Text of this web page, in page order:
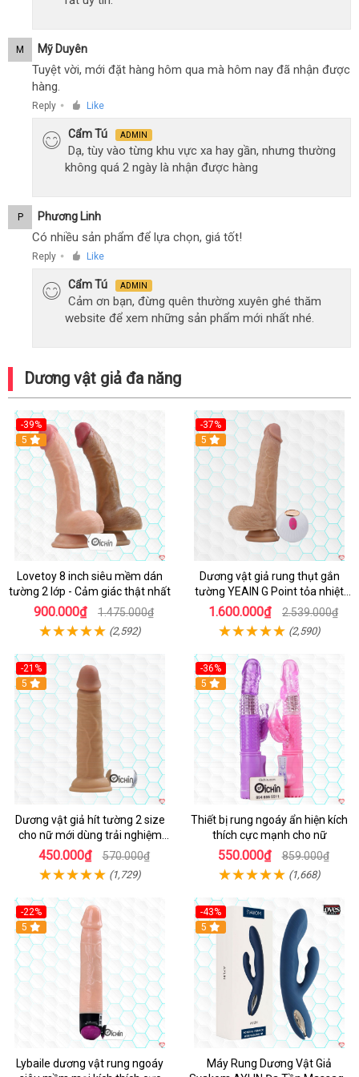
M Mỹ Duyên
Tuyệt vời, mới đặt hàng hôm qua mà hôm nay đã nhận được
hàng.
Reply ● Like
Cẩm Tú ADMIN
Dạ, tùy vào từng khu vực xa hay gần, nhưng thường
không quá 2 ngày là nhận được hàng
P Phương Linh
Có nhiều sản phẩm để lựa chọn, giá tốt!
Reply ● Like
Cẩm Tú ADMIN
Cảm ơn bạn, đừng quên thường xuyên ghé thăm
website để xem những sản phẩm mới nhất nhé.
Dương vật giả đa năng
-39%
Hot
5
Lovetoy 8 inch siêu mềm dán
tường 2 lớp - Cảm giác thật nhất
900.000₫ 1.475.000₫
(2,592)
-37%
5
Dương vật giả rung thụt gắn
tường YEAIN G Point tỏa nhiệt
điều khiển từ xa
1.600.000₫ 2.539.000₫
(2,590)
-21%
Hot
5
Dương vật giả hít tường 2 size
cho nữ mới dùng trải nghiệm
thật
450.000₫ 570.000₫
(1,729)
-36%
Hot
5
Thiết bị rung ngoáy ẩn hiện kích
thích cực mạnh cho nữ
550.000₫ 859.000₫
(1,668)
-22%
Hot
5
Lybaile dương vật rung ngoáy
-43%
Hot
5
Máy Rung Dương Vật Giả